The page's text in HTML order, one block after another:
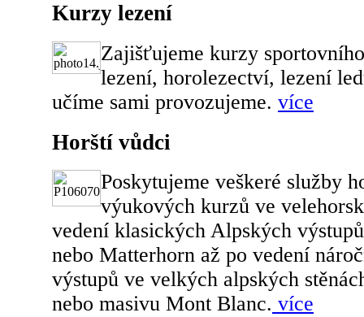
Kurzy lezení
Zajišťujeme kurzy
lezení, horolezectví, lezení
učíme sami provozujeme. více
Horští vůdci
Poskytujeme veškeré služby
výukových kurzů ve
vedení klasických Alpských
nebo Matterhorn až po vedení
výstupů ve velkých alpských
nebo masivu Mont Blanc. více